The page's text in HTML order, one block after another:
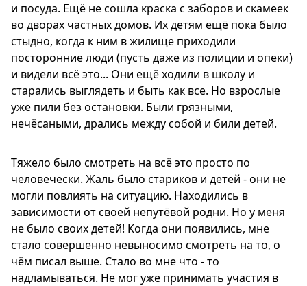
и посуда. Ещё не сошла краска с заборов и скамеек
во дворах частных домов. Их детям ещё пока было
стыдно, когда к ним в жилище приходили
посторонние люди (пусть даже из полиции и опеки)
и видели всё это... Они ещё ходили в школу и
старались выглядеть и быть как все. Но взрослые
уже пили без остановки. Были грязными,
нечёсаными, дрались между собой и били детей.
Тяжело было смотреть на всё это просто по
человечески. Жаль было стариков и детей - они не
могли повлиять на ситуацию. Находились в
зависимости от своей непутёвой родни. Но у меня
не было своих детей! Когда они появились, мне
стало совершенно невыносимо смотреть на то, о
чём писал выше. Стало во мне что - то
надламываться. Не мог уже принимать участия в